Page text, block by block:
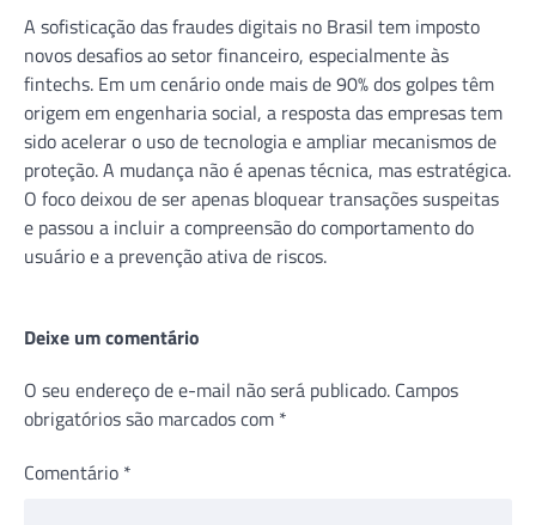
A sofisticação das fraudes digitais no Brasil tem imposto
novos desafios ao setor financeiro, especialmente às
fintechs. Em um cenário onde mais de 90% dos golpes têm
origem em engenharia social, a resposta das empresas tem
sido acelerar o uso de tecnologia e ampliar mecanismos de
proteção. A mudança não é apenas técnica, mas estratégica.
O foco deixou de ser apenas bloquear transações suspeitas
e passou a incluir a compreensão do comportamento do
usuário e a prevenção ativa de riscos.
Deixe um comentário
O seu endereço de e-mail não será publicado. Campos
obrigatórios são marcados com *
Comentário *